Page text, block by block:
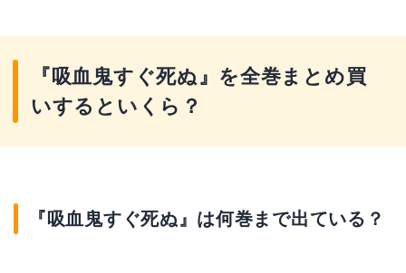
『吸血鬼すぐ死ぬ』を全巻まとめ買
いするといくら？
『吸血鬼すぐ死ぬ』は何巻まで出ている？